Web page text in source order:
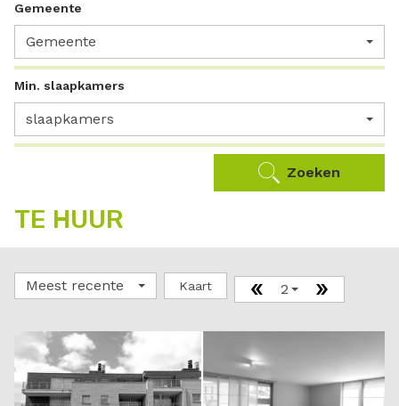
Gemeente
Gemeente
Min. slaapkamers
slaapkamers
Zoeken
TE HUUR
Meest recente Kaart 2